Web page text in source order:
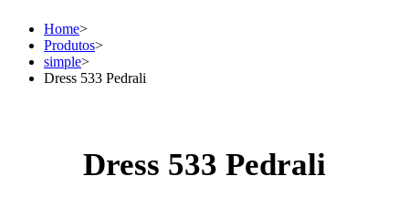
Home>
Produtos>
simple>
Dress 533 Pedrali
Dress 533 Pedrali